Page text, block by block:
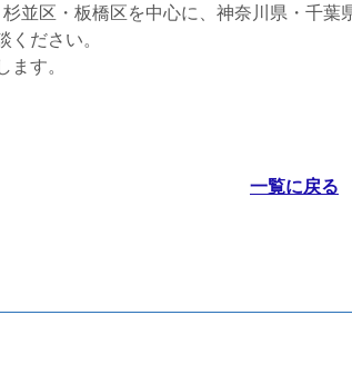
並区・板橋区を中心に、神奈川県・千
ださい。
ます。
一覧に戻る